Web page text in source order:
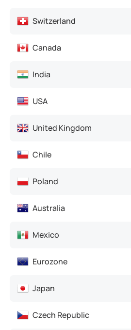
Switzerland
Canada
India
USA
United Kingdom
Chile
Poland
Australia
Mexico
Eurozone
Japan
Czech Republic